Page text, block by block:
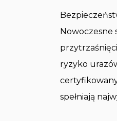
Nowoczesne
ryzyko
spełniają